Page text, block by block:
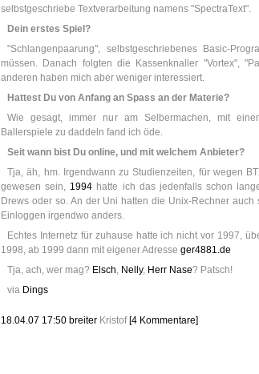
selbstgeschriebe Textverarbeitung namens "SpectraText".
Dein erstes Spiel?
"Schlangenpaarung", selbstgeschriebenes Basic-
müssen. Danach folgten die Kassenknaller "Vortex",
anderen haben mich aber weniger interessiert.
Hattest Du von Anfang an Spass an der Materie?
Wie gesagt, immer nur am Selbermachen, mit
Ballerspiele zu daddeln fand ich öde.
Seit wann bist Du online, und mit welchem Anbieter?
Tja, äh, hm. Irgendwann zu Studienzeiten, für wegen
gewesen sein, 1994 hatte ich das jedenfalls schon
Drews oder so. An der Uni hatten die Unix-Rechner
Einloggen irgendwo anders.
Echtes Internetz für zuhause hatte ich nicht vor 1997,
1998, ab 1999 dann mit eigener Adresse ger4881.de
Tja, ach, wer mag? Elsch, Nelly, Herr Nase? Patsch!
via Dings
18.04.07 17:50 breiter Kristof [4 Kommentare]